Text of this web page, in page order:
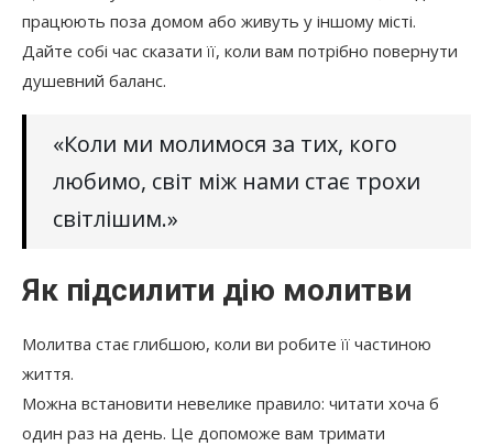
працюють поза домом або живуть у іншому місті.
Дайте собі час сказати її, коли вам потрібно повернути
душевний баланс.
«Коли ми молимося за тих, кого
любимо, світ між нами стає трохи
світлішим.»
Як підсилити дію молитви
Молитва стає глибшою, коли ви робите її частиною
життя.
Можна встановити невелике правило: читати хоча б
один раз на день. Це допоможе вам тримати